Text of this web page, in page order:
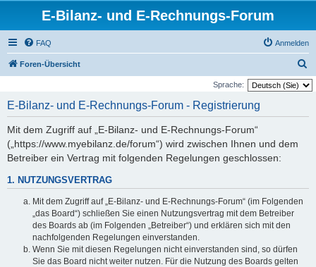
E-Bilanz- und E-Rechnungs-Forum
FAQ Anmelden
Foren-Übersicht
u
Sprache:
E-Bilanz- und E-Rechnungs-Forum - Registrierung
Mit dem Zugriff auf „E-Bilanz- und E-Rechnungs-Forum“
(„https://www.myebilanz.de/forum“) wird zwischen Ihnen und dem
Betreiber ein Vertrag mit folgenden Regelungen geschlossen:
1. NUTZUNGSVERTRAG
Mit dem Zugriff auf „E-Bilanz- und E-Rechnungs-Forum“ (im Folgenden
„das Board“) schließen Sie einen Nutzungsvertrag mit dem Betreiber
des Boards ab (im Folgenden „Betreiber“) und erklären sich mit den
nachfolgenden Regelungen einverstanden.
Wenn Sie mit diesen Regelungen nicht einverstanden sind, so dürfen
Sie das Board nicht weiter nutzen. Für die Nutzung des Boards gelten